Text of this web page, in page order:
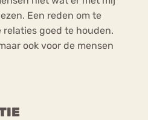
Een reden om te
relaties goed te houden.
ook voor de mensen